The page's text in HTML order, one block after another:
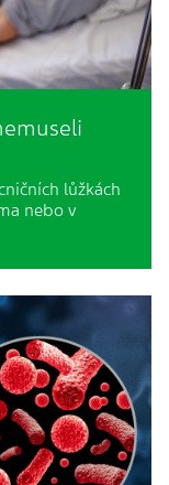
lůžkách
nebo v